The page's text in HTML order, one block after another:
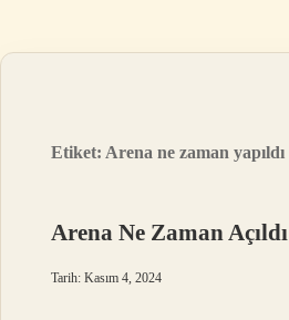
Etiket: Arena ne zaman yapıldı
Arena Ne Zaman Açıldı
Tarih: Kasım 4, 2024